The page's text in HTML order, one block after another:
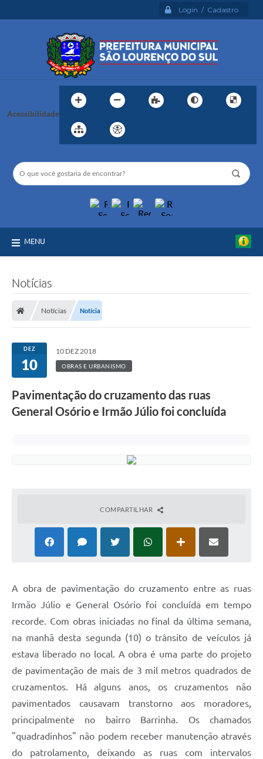
Login / Cadastro
Acessibilidade
MENU
Notícias
Notícias Notícia
DEZ
10
10 DEZ 2018
OBRAS E URBANISMO
Pavimentação do cruzamento das ruas
General Osório e Irmão Júlio foi concluída
COMPARTILHAR
A obra de pavimentação do cruzamento entre as ruas
Irmão Júlio e General Osório foi concluída em tempo
recorde. Com obras iniciadas no final da última semana,
na manhã desta segunda (10) o trânsito de veículos já
estava liberado no local. A obra é uma parte do projeto
de pavimentação de mais de 3 mil metros quadrados de
cruzamentos. Há alguns anos, os cruzamentos não
pavimentados causavam transtorno aos moradores,
principalmente no bairro Barrinha. Os chamados
"quadradinhos" não podem receber manutenção através
do patrolamento, deixando as ruas com intervalos